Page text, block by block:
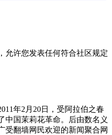
允许您发表任何符合社区规定
年2月20日，受阿拉伯之春
中国茉莉花革命。后由数名义
受翻墙网民欢迎的新闻聚合网